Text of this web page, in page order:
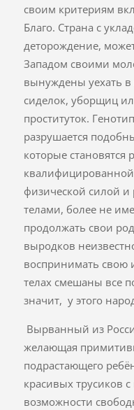
своим критериям
Благо. Страна с
деторождение,
Западом своими
вынуждены уехать
сиделок, уборщиц
проституток.
разрушается
которые становятся
физической силой
телами, более не
продолжать свои
выродков
воспринимать свою
телах смешаны все
значит, у этого
Вырванный из
желающая
подрастающего
красивых трусиков
возможности